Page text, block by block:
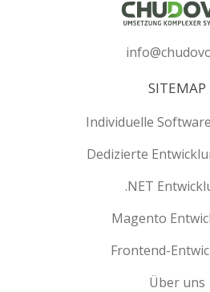
SITEMAP
Individuelle
Dedizierte
.NET
Magento
Frontend-
Über uns